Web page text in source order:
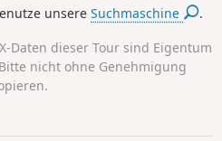
unsereSuchmaschine .
Daten dieser Tour sind Eigentum
nicht ohne Genehmigung